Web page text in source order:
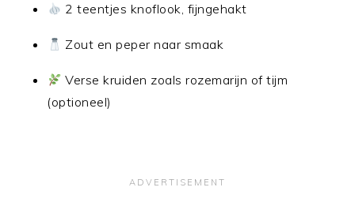
2 teentjes knoflook, fijngehakt
Zout en peper naar smaak
Verse kruiden zoals rozemarijn of tijm
(optioneel)